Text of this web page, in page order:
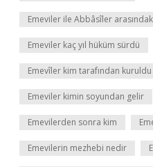
Emeviler ile Abbâsîler
Emeviler kaç yıl hüküm sürdü
Emevîler kim tarafından kuruldu
Emeviler kimin soyundan gelir
Emevilerden sonra kim
Emevilerin mezhebi nedir